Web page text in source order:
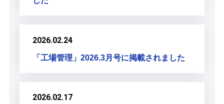
2026.02.24
「工場管理」2026.3月号に掲載されました
2026.02.17